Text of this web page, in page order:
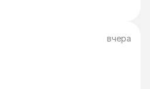
вчера